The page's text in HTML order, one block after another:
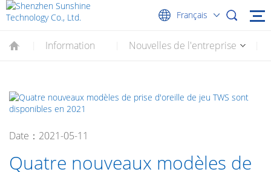
Français
Information Nouvelles de l'entreprise
Date：2021-05-11
Quatre nouveaux modèles de